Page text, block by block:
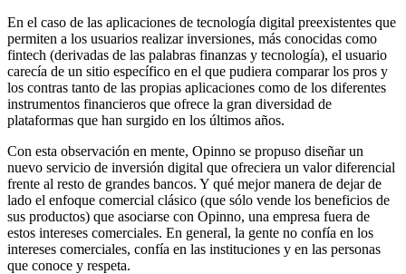
En el caso de las aplicaciones de tecnología digital preexistentes que
permiten a los usuarios realizar inversiones, más conocidas como
fintech (derivadas de las palabras finanzas y tecnología), el usuario
carecía de un sitio específico en el que pudiera comparar los pros y
los contras tanto de las propias aplicaciones como de los diferentes
instrumentos financieros que ofrece la gran diversidad de
plataformas que han surgido en los últimos años.
Con esta observación en mente, Opinno se propuso diseñar un
nuevo servicio de inversión digital que ofreciera un valor diferencial
frente al resto de grandes bancos. Y qué mejor manera de dejar de
lado el enfoque comercial clásico (que sólo vende los beneficios de
sus productos) que asociarse con Opinno, una empresa fuera de
estos intereses comerciales. En general, la gente no confía en los
intereses comerciales, confía en las instituciones y en las personas
que conoce y respeta.